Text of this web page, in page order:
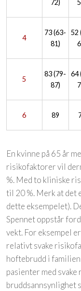
72)
4
73 (63-
81)
52
5
83 (79-
87)
64
6 89
En kvinne på 65 år
risikofaktorer vil
%. Med to kliniske
til 20 %. Merk at det
dette eksempelet).
Spennet oppstår
vekt. For eksempel
relativt svake
hoftebrudd i
pasienter med
bruddsannsynlighet